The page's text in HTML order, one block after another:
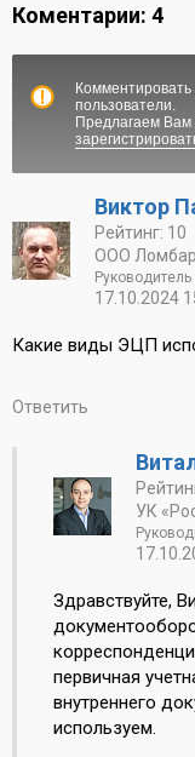
Коментарии: 4
Комментировать
пользователи.
Предлагаем Вам
Виктор
Рейтинг: 10
ООО
17.10.2024
Какие виды ЭЦП
Ответить
УК
Здравствуйте,
первичная
внутреннего
используем.